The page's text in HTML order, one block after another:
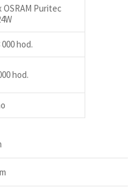
OSRAM Puritec
000 hod.
hod.